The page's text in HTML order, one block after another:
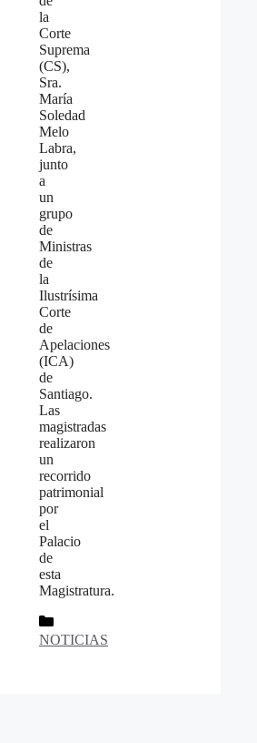
la
Corte
Suprema
(CS),
Sra.
María
Soledad
Melo
Labra,
junto
a
un
grupo
de
Ministras
de
la
Ilustrísima
Corte
de
Apelaciones
(ICA)
de
Santiago.
Las
magistradas
realizaron
un
recorrido
patrimonial
por
el
Palacio
de
esta
Magistratura.
Categorías
NOTICIAS